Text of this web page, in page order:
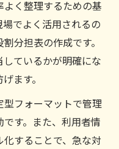
く整理するための基
でよく活用されるの
分担表の作成です。
ているかが明確にな
ます。
フォーマットで管理
す。また、利用者情
することで、急な対